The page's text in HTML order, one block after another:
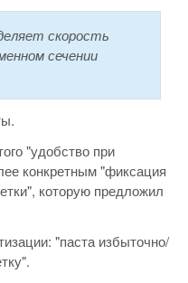
скорость
сечении
"удобство при
конкретным "фиксация
которую предложил
"паста избыточно/